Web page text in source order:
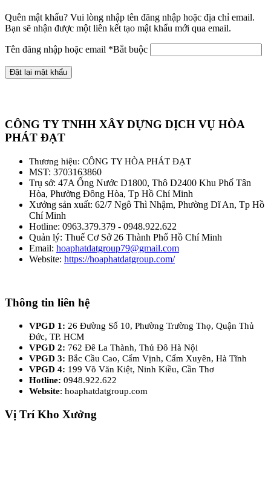
Quên mật khẩu? Vui lòng nhập tên đăng nhập hoặc địa chỉ email.
Bạn sẽ nhận được một liên kết tạo mật khẩu mới qua email.
Tên đăng nhập hoặc email *Bắt buộc
Đặt lại mật khẩu
CÔNG TY TNHH XÂY DỰNG DỊCH VỤ HÒA
PHÁT ĐẠT
Thương hiệu: CÔNG TY HÒA PHÁT ĐẠT
MST: 3703163860
Trụ sở: 47A Ống Nước D1800, Thô D2400 Khu Phố Tân
Hòa, Phường Đông Hòa, Tp Hồ Chí Minh
Xưởng sản xuất: 62/7 Ngô Thì Nhậm, Phường Dĩ An, Tp Hồ
Chí Minh
Hotline: 0963.379.379 - 0948.922.622
Quản lý: Thuế Cơ Sở 26 Thành Phố Hồ Chí Minh
Email: hoaphatdatgroup79@gmail.com
Website: https://hoaphatdatgroup.com/
Thông tin liên hệ
VPGD 1: 26 Đường Số 10, Phường Trường Thọ, Quận Thủ
Đức, TP. HCM
VPGD 2: 762 Đê La Thành, Thủ Đô Hà Nội
VPGD 3: Bắc Cầu Cao, Cẩm Vịnh, Cẩm Xuyên, Hà Tĩnh
VPGD 4: 199 Võ Văn Kiệt, Ninh Kiều, Cần Thơ
Hotline: 0948.922.622
Website: hoaphatdatgroup.com
Vị Trí Kho Xưởng